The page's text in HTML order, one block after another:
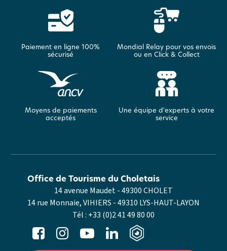
Paiement en ligne 100%
sécurisé
Mondial Relay pour vos envois
ou en Click & Collect
Moyens de paiements
acceptés
Une équipe d'experts à votre
service
14 avenue Maudet - 49300 CHOLET
14 rue Monnaie, VIHIERS - 49310 LYS-HAUT-LAYON
Tél : +33 (0)2 41 49 80 00
Office de Tourisme du Choletais